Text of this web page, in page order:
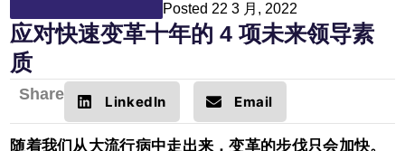
Posted 22 3 月, 2022
应对快速变革十年的 4 项未来领导素
质
Share LinkedIn Email
随着我们从大流行病中走出来，变革的步伐只会加快。